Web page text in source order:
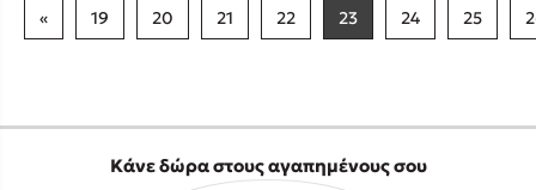
« 19 20 21 22 23 24 25
Κάνε δώρα στους αγαπημένους σου